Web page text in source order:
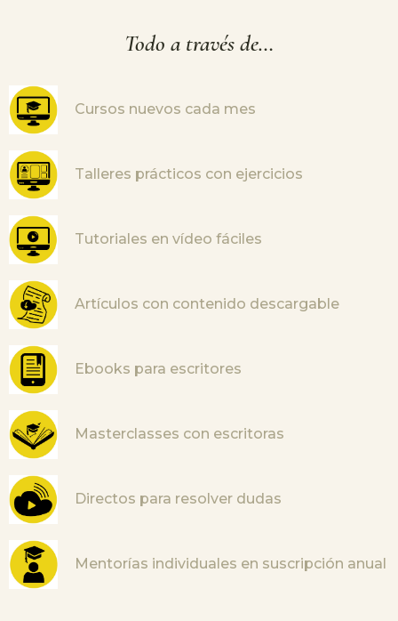
Todo a través de…
Cursos nuevos cada mes
Talleres prácticos con ejercicios
Tutoriales en vídeo fáciles
Artículos con contenido descargable
Ebooks para escritores
Masterclasses con escritoras
Directos para resolver dudas
Mentorías individuales en suscripción anual